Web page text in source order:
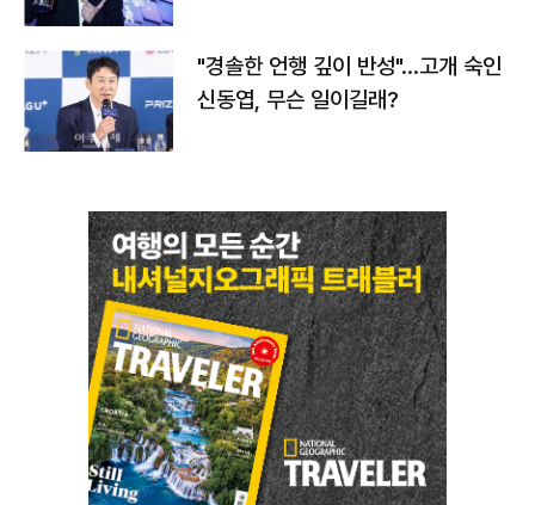
"경솔한 언행 깊이 반성"…고개 숙인
신동엽, 무슨 일이길래?